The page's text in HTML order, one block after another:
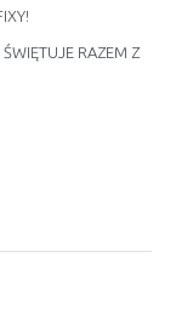
RAZEM Z